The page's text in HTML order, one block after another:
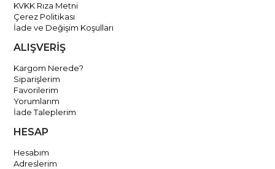
KVKK Rıza Metni
Çerez Politikası
İade ve Değişim Koşulları
ALIŞVERİŞ
Kargom Nerede?
Siparişlerim
Favorilerim
Yorumlarım
İade Taleplerim
HESAP
Hesabım
Adreslerim